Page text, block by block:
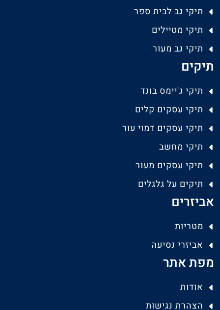
תיקי גב לבית ספר
תיקי מטיילים
תיקי גב מעור
תיקים
תיקי ג'יימס בונד
תיקי עסקים קלים
תיקי עסקים דמוי עור
תיקי מחשב
תיקי עסקים מעור
תיקים על גלגלים
אביזרים
מטריות
אביזרי נסיעה
מפת אתר
אודות
הצהרת נגישות